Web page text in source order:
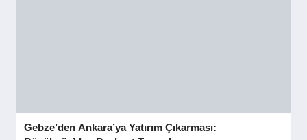
Gebze’den Ankara’ya Yatırım Çıkarması: